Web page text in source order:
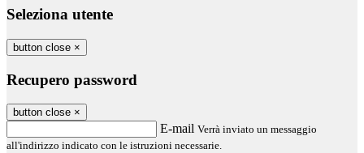
Seleziona utente
button close ×
Recupero password
button close ×
E-mail Verrà inviato un messaggio
all'indirizzo indicato con le istruzioni necessarie.